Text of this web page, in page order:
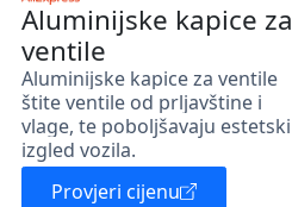
Aluminijske kapice za
ventile
Aluminijske kapice za ventile
štite ventile od prljavštine i
vlage, te poboljšavaju estetski
izgled vozila.
Provjeri cijenu